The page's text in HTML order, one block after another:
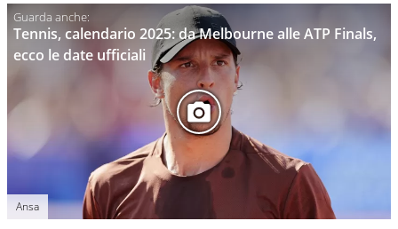
Tennis, calendario 2025: da Melbourne alle ATP Finals,
ecco le date ufficiali
Ansa